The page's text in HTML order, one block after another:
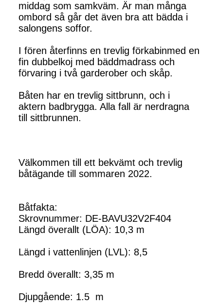
middag som samkväm. Är man många
ombord så går det även bra att bädda i
salongens soffor.
I fören återfinns en trevlig förkabinmed en
fin dubbelkoj med bäddmadrass och
förvaring i två garderober och skåp.
Båten har en trevlig sittbrunn, och i
aktern badbrygga. Alla fall är nerdragna
till sittbrunnen.
Välkommen till ett bekvämt och trevlig
båtägande till sommaren 2022.
Båtfakta:
Skrovnummer: DE-BAVU32V2F404
Längd överallt (LÖA): 10,3 m
Längd i vattenlinjen (LVL): 8,5
Bredd överallt: 3,35 m
Djupgående: 1.5 m